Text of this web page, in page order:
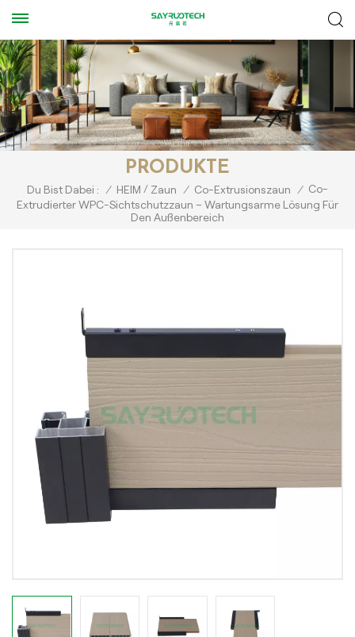
PRODUKTE
Du Bist Dabei : / HEIM / Zaun / Co-Extrusionszaun / Co-
Extrudierter WPC-Sichtschutzzaun – Wartungsarme Lösung Für
Den Außenbereich